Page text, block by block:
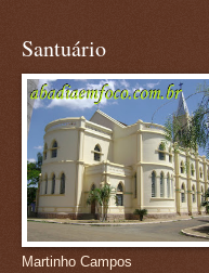
Santuário
Martinho Campos